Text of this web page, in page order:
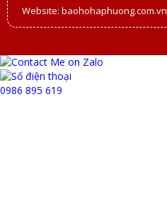
Website: baohohaphuong.com.vn
0986 895 619